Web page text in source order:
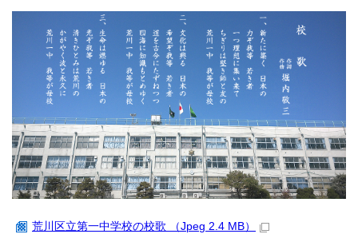
荒川区立第一中学校の校歌 （Jpeg 2.4 MB）